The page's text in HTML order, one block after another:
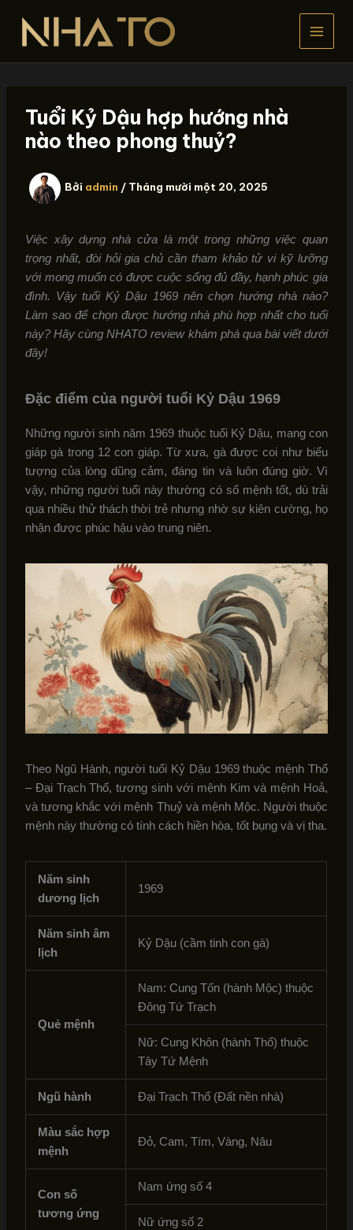
dung
Tuổi Kỷ Dậu hợp hướng nhà
nào theo phong thuỷ?
Bởi admin / Tháng mười một 20, 2025
Việc xây dựng nhà cửa là một trong những việc quan
trọng nhất, đòi hỏi gia chủ cần tham khảo tử vi kỹ lưỡng
với mong muốn có được cuộc sống đủ đầy, hạnh phúc gia
đình. Vậy tuổi Kỷ Dậu 1969 nên chọn hướng nhà nào?
Làm sao để chọn được hướng nhà phù hợp nhất cho tuổi
này? Hãy cùng NHATO review khám phá qua bài viết dưới
đây!
Đặc điểm của người tuổi Kỷ Dậu 1969
Những người sinh năm 1969 thuộc tuổi Kỷ Dậu, mang con
giáp gà trong 12 con giáp. Từ xưa, gà được coi như biểu
tượng của lòng dũng cảm, đáng tin và luôn đúng giờ. Vì
vậy, những người tuổi này thường có số mệnh tốt, dù trải
qua nhiều thử thách thời trẻ nhưng nhờ sự kiên cường, họ
nhận được phúc hậu vào trung niên.
Theo Ngũ Hành, người tuổi Kỷ Dậu 1969 thuộc mệnh Thổ
– Đại Trạch Thổ, tương sinh với mệnh Kim và mệnh Hoả,
và tương khắc với mệnh Thuỷ và mệnh Mộc. Người thuộc
mệnh này thường có tính cách hiền hòa, tốt bụng và vị tha.
Năm sinh
dương lịch
1969
Năm sinh âm
lịch
Kỷ Dậu (cầm tinh con gà)
Quẻ mệnh
Nam: Cung Tốn (hành Mộc) thuộc
Đông Tứ Trạch
Nữ: Cung Khôn (hành Thổ) thuộc
Tây Tứ Mệnh
Ngũ hành Đại Trạch Thổ (Đất nền nhà)
Màu sắc hợp
mệnh
Đỏ, Cam, Tím, Vàng, Nâu
Con số
tương ứng
Nam ứng số 4
Nữ ứng số 2